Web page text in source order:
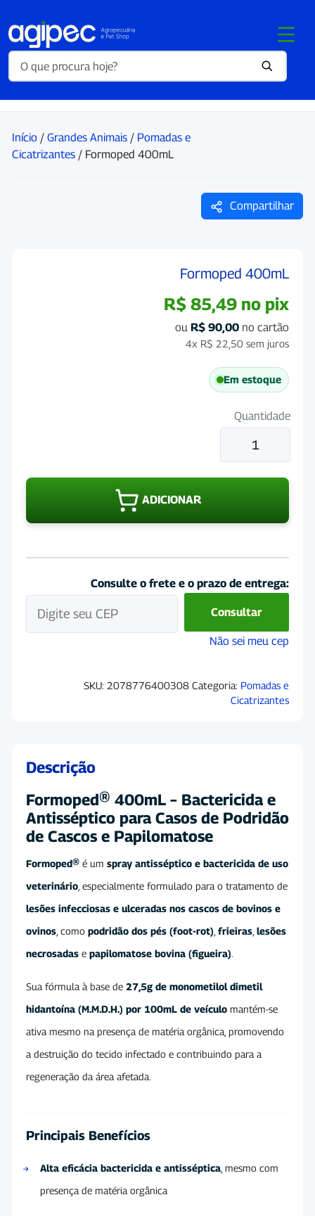
Início / Grandes Animais / Pomadas e
Cicatrizantes / Formoped 400mL
Compartilhar
Formoped 400mL
R$ 85,49 no pix
ou R$ 90,00 no cartão
4x R$ 22,50 sem juros
Em estoque
Quantidade
Formoped
400mL
quantidade
ADICIONAR
Consulte o frete e o prazo de entrega:
Consultar
Não sei meu cep
SKU: 2078776400308 Categoria: Pomadas e
Cicatrizantes
Descrição
Formoped® 400mL – Bactericida e
Antisséptico para Casos de Podridão
de Cascos e Papilomatose
Formoped® é um spray antisséptico e bactericida de uso
veterinário , especialmente formulado para o tratamento de
lesões infecciosas e ulceradas nos cascos de bovinos e
ovinos , como podridão dos pés (foot-rot) frieiras lesões
necrosadas e papilomatose bovina (figueira).
Sua fórmula à base de 27,5g de monometilol dimetil
hidantoína (M.M.D.H.) por 100mL de veículo mantém-se
ativa mesmo na presença de matéria orgânica, promovendo
a destruição do tecido infectado e contribuindo para a
regeneração da área afetada.
Principais Benefícios
Alta eficácia bactericida e antisséptica , mesmo com
presença de matéria orgânica